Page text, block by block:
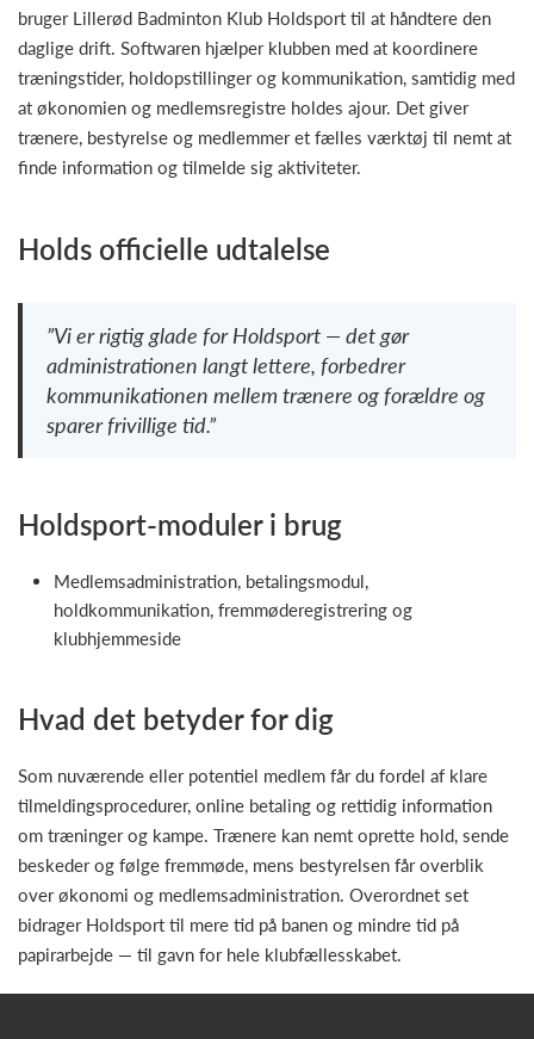
bruger Lillerød Badminton Klub Holdsport til at håndtere den
daglige drift. Softwaren hjælper klubben med at koordinere
træningstider, holdopstillinger og kommunikation, samtidig med
at økonomien og medlemsregistre holdes ajour. Det giver
trænere, bestyrelse og medlemmer et fælles værktøj til nemt at
finde information og tilmelde sig aktiviteter.
Holds officielle udtalelse
”Vi er rigtig glade for Holdsport — det gør
administrationen langt lettere, forbedrer
kommunikationen mellem trænere og forældre og
sparer frivillige tid.”
Holdsport-moduler i brug
Medlemsadministration, betalingsmodul,
holdkommunikation, fremmøderegistrering og
klubhjemmeside
Hvad det betyder for dig
Som nuværende eller potentiel medlem får du fordel af klare
tilmeldingsprocedurer, online betaling og rettidig information
om træninger og kampe. Trænere kan nemt oprette hold, sende
beskeder og følge fremmøde, mens bestyrelsen får overblik
over økonomi og medlemsadministration. Overordnet set
bidrager Holdsport til mere tid på banen og mindre tid på
papirarbejde — til gavn for hele klubfællesskabet.